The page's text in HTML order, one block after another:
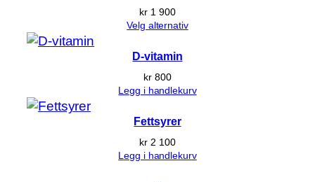
kr 1 900
Velg alternativ
D-vitamin
kr 800
Legg i handlekurv
Fettsyrer
kr 2 100
Legg i handlekurv